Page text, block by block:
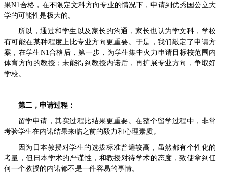
果N1 合格，在不限定文科方向专业的情况下，申请到优秀国公立大
学的可能性是极大的。
所以，通过和学生以及家长的沟通，家长也认为学文科，学校
有可能在某种程度上比专业方向更重要。于是，我们敲定了申请方
案，在学生N1 合格后，第一步，为学生集中火力申请目标校范围内
体育方向的教授；未能得到教授内诺后，再扩展专业方向，争取好
学校。
第二，申请过程：
留学申请，其实过程比结果更重要。在整个留学过程中，非常
考验学生在内诺结果来临之前的毅力和心理素质。
因为日本教授对学生的选拔标准普遍较高，虽然都有个性化的
考量，但日本学术的严谨性，和教授对待学术的态度，致使拿到任
何一个教授的内诺都不是一件容易的事情。